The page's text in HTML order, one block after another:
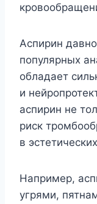
Аспирин
популярных
обладает
и
аспирин не
риск
в
Например,
угрями,